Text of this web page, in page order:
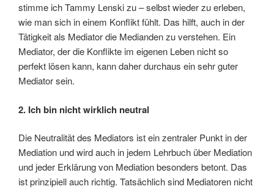
stimme ich Tammy Lenski zu – selbst wieder zu erleben,
wie man sich in einem Konflikt fühlt. Das hilft, auch in der
Tätigkeit als Mediator die Medianden zu verstehen. Ein
Mediator, der die Konflikte im eigenen Leben nicht so
perfekt lösen kann, kann daher durchaus ein sehr guter
Mediator sein.
2. Ich bin nicht wirklich neutral
Die Neutralität des Mediators ist ein zentraler Punkt in der
Mediation und wird auch in jedem Lehrbuch über Mediation
und jeder Erklärung von Mediation besonders betont. Das
ist prinzipiell auch richtig. Tatsächlich sind Mediatoren nicht